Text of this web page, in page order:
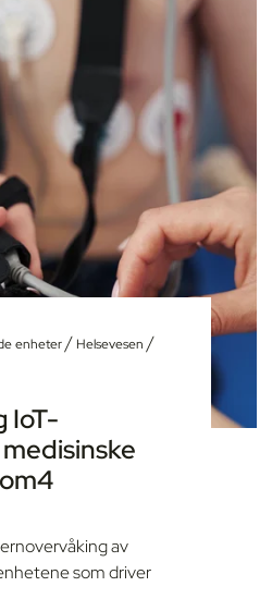
enheter/ Helsevesen /
IoT-
av
som driver